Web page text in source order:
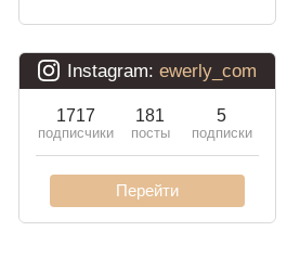
Двойной ручеёк (чайка)
Двойной рамзес
панцирное)
Кардинал (Питон,